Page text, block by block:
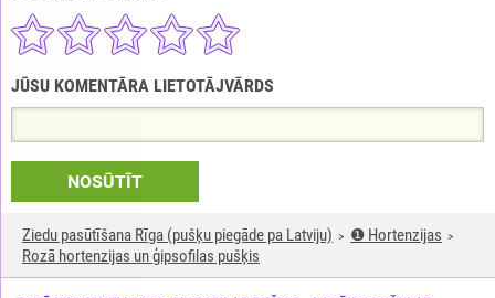
Ziedu pasūtīšana Rīga (pušķu piegāde pa Latviju)
❶ Hortenzijas
Rozā hortenzijas un ģipsofilas pušķis
JŪSU KOMENTĀRA LIETOTĀJVĀRDS
NOSŪTĪT